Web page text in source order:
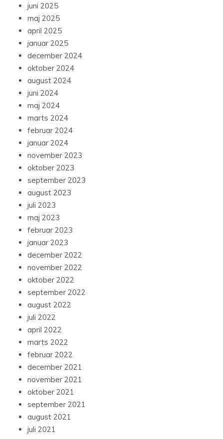
juni 2025
maj 2025
april 2025
januar 2025
december 2024
oktober 2024
august 2024
juni 2024
maj 2024
marts 2024
februar 2024
januar 2024
november 2023
oktober 2023
september 2023
august 2023
juli 2023
maj 2023
februar 2023
januar 2023
december 2022
november 2022
oktober 2022
september 2022
august 2022
juli 2022
april 2022
marts 2022
februar 2022
december 2021
november 2021
oktober 2021
september 2021
august 2021
juli 2021